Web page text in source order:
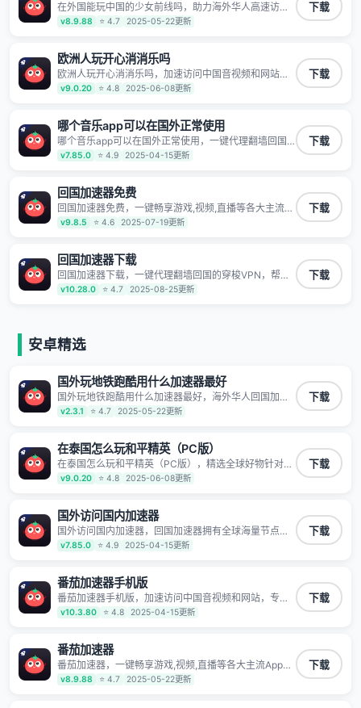
在外国能玩中国的少女前线吗，助力海外华人高速访问
国内网络，快速开启国内各直播平台,解决国内视频、音
乐卡顿问题；更能加速海量国服游戏，超低延迟稳定不
v8.9.88 ⭐ 4.7 2025-05-22更新
下载
欧洲人玩开心消消乐吗
欧洲人玩开心消消乐吗，加速访问中国音视频和网站，
专业回国加速器，帮你加速访问优酷、bilibili、腾讯视
频、爱奇艺等，加速国服游戏，例如原神、阴阳师、和
录、明日方舟、战双帕弥什、sky光·遇、另一个伊甸园
等国内各种服务,回国加速器致力于帮助海外华人和留学
生、港澳台地区用户提供最好的回国游戏和音乐视频加
速服务，可以在海外或港澳台地区流畅加速国服游戏和
专线。能加速访问优酷、爱奇艺、腾讯视频、B站、芒果
TV、西瓜视频、QQ音乐、网易云音乐、酷狗音乐、YY
等主流网站应用解除限制，带你穿梭加速回国。目前已
有上百万用户，用户整体好评95%以上，一对一在线客
服支持，保障你的使用体验。
v9.0.20 ⭐ 4.8 2025-06-08更新
下载
哪个音乐app可以在国外正常使用
哪个音乐app可以在国外正常使用，一键代理翻墙回国
的穿梭VPN，帮助海外华人留学生及港澳台地区用户破
除地区版权限制问题，一键降低游戏延迟，加速访问中
v7.85.0 ⭐ 4.9 2025-04-15更新
下载
回国加速器免费
回国加速器免费，一键畅享游戏,视频,直播等各大主流
App应用,视频加载极速不卡顿。人在海外听歌,玩国服游
戏 简单易用。
v9.8.5 ⭐ 4.6 2025-07-19更新
下载
回国加速器下载
回国加速器下载，一键代理翻墙回国的穿梭VPN，帮助
海外华人留学生及港澳台地区用户破除地区版权限制问
题，一键降低游戏延迟，加速访问中国网站、游戏及应
v10.28.0 ⭐ 4.7 2025-08-25更新
下载
安卓精选
国外玩地铁跑酷用什么加速器最好
国外玩地铁跑酷用什么加速器最好，海外华人回国加速
器,为境外华人解决海外怎么听歌?海外怎么看剧?海外怎
么玩游戏不卡等境外难题,全球回国稳定国内节点,专业、
v2.3.1 ⭐ 4.7 2025-05-22更新
下载
在泰国怎么玩和平精英（PC版）
在泰国怎么玩和平精英（PC版），精选全球好物针对海
外华人、留学生和海外出差用户打造的一款高质量专属
回国加速器,只要身处海外即可一键加速畅享国内网络:追
炒股等多场景的应用及网络加速
v9.0.20 ⭐ 4.8 2025-06-08更新
下载
国外访问国内加速器
国外访问国内加速器，回国加速器拥有全球海量节点覆
盖，运营商专线不卡顿超稳定，专为海外华人和留学生
打造，帮助海外华人免除地域限制，随时高速稳定低延
v7.85.0 ⭐ 4.9 2025-04-15更新
下载
番茄加速器手机版
番茄加速器手机版，加速访问中国音视频和网站，专业
回国加速器，帮你加速访问优酷、bilibili、腾讯视频、爱
奇艺等，加速国服游戏，例如原神、阴阳师、和平精
明日方舟、战双帕弥什、sky光·遇、另一个伊甸园等国
内各种服务,回国加速器致力于帮助海外华人和留学生、
港澳台地区用户提供最好的回国游戏和音乐视频加速服
务，可以在海外或港澳台地区流畅加速国服游戏和音视
v10.3.80 ⭐ 4.8 2025-04-15更新
下载
番茄加速器
番茄加速器，一键畅享游戏,视频,直播等各大主流App应
用,视频加载极速不卡顿。人在海外听歌,玩国服游戏 简
单易用。
v8.9.88 ⭐ 4.7 2025-05-22更新
下载